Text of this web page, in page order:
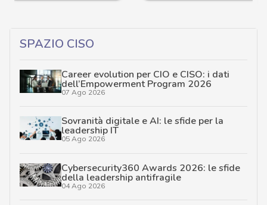
SPAZIO CISO
Career evolution per CIO e CISO: i dati
dell’Empowerment Program 2026
07 Ago 2026
Sovranità digitale e AI: le sfide per la
leadership IT
05 Ago 2026
Cybersecurity360 Awards 2026: le sfide
della leadership antifragile
04 Ago 2026